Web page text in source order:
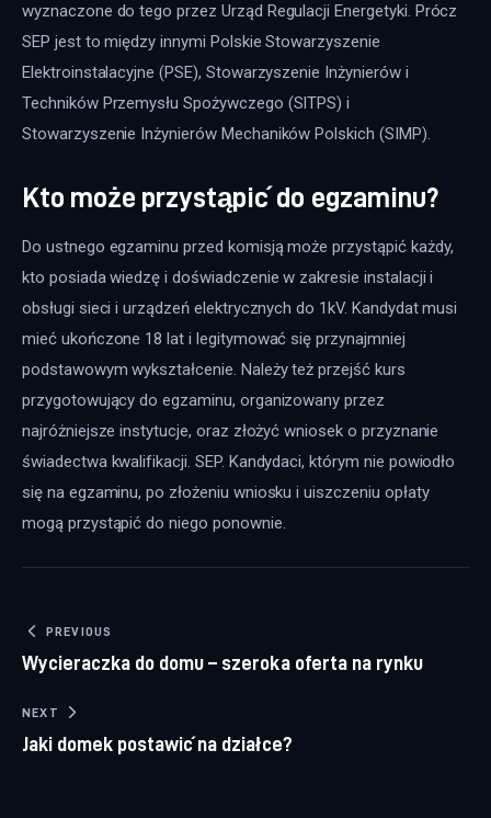
wyznaczone do tego przez Urząd Regulacji Energetyki. Prócz
SEP jest to między innymi Polskie Stowarzyszenie
Elektroinstalacyjne (PSE), Stowarzyszenie Inżynierów i
Techników Przemysłu Spożywczego (SITPS) i
Stowarzyszenie Inżynierów Mechaników Polskich (SIMP).
Kto może przystąpić do egzaminu?
Do ustnego egzaminu przed komisją może przystąpić każdy,
kto posiada wiedzę i doświadczenie w zakresie instalacji i
obsługi sieci i urządzeń elektrycznych do 1kV. Kandydat musi
mieć ukończone 18 lat i legitymować się przynajmniej
podstawowym wykształcenie. Należy też przejść kurs
przygotowujący do egzaminu, organizowany przez
najróżniejsze instytucje, oraz złożyć wniosek o przyznanie
świadectwa kwalifikacji. SEP. Kandydaci, którym nie powiodło
się na egzaminu, po złożeniu wniosku i uiszczeniu opłaty
mogą przystąpić do niego ponownie.
Nawigacja wpisu
PREVIOUS
Wycieraczka do domu – szeroka oferta na rynku
NEXT
Jaki domek postawić na działce?